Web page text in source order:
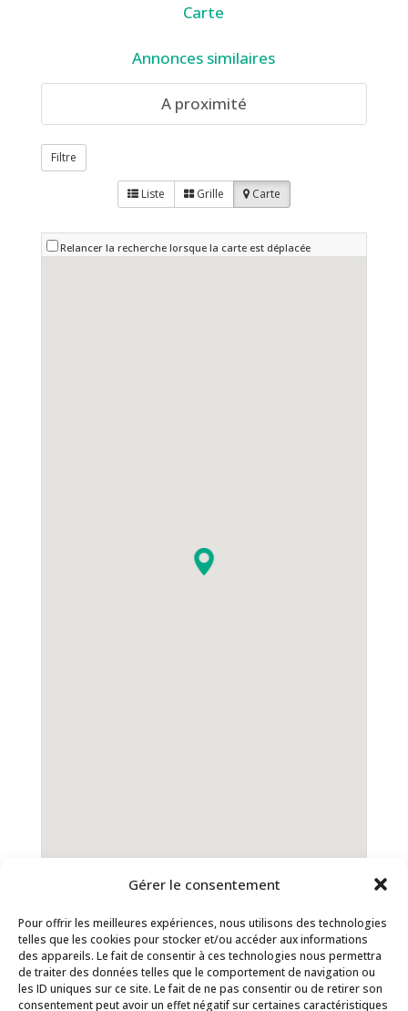
Gérer le consentement
Pour offrir les meilleures expériences, nous utilisons des technologies
telles que les cookies pour stocker et/ou accéder aux informations
des appareils. Le fait de consentir à ces technologies nous permettra
de traiter des données telles que le comportement de navigation ou
les ID uniques sur ce site. Le fait de ne pas consentir ou de retirer son
consentement peut avoir un effet négatif sur certaines caractéristiques
Carte
Annonces similaires
A proximité
Filtre
Liste Grille Carte
Relancer la recherche lorsque la carte est déplacée
Contact
Inscription Newsletter
Séances de supervision
Guide des Méthodes PEAT
Actualités